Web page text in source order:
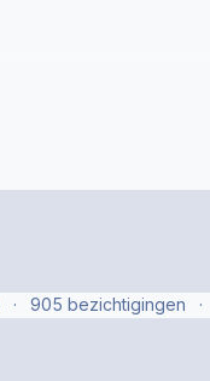
905 bezichtigingen